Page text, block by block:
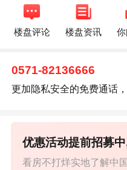
楼盘评论 楼盘资讯
0571-82136666
更加隐私安全的免费通话
看房不打烊实地了解中
优惠活动提前招募